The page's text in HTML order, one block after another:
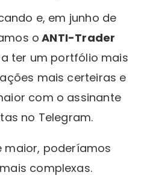
e, em junho de
o ANTI-Trader
ter um portfólio mais
mais certeiras e
com o assinante
no Telegram.
maior, poderíamos
complexas.